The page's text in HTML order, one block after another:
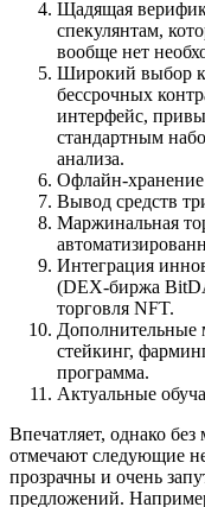
Щадящая
спекулянтам,
вообще нет
Широкий выбор
бессрочных
интерфейс,
стандартным
анализа.
Офлайн-хранение
Вывод средств
Маржинальная
Интеграция
(DEX-биржа
торговля NFT.
Дополнительные
стейкинг,
программа.
Актуальные
Впечатляет, однако
отмечают следующие
прозрачны и очень
предложений.